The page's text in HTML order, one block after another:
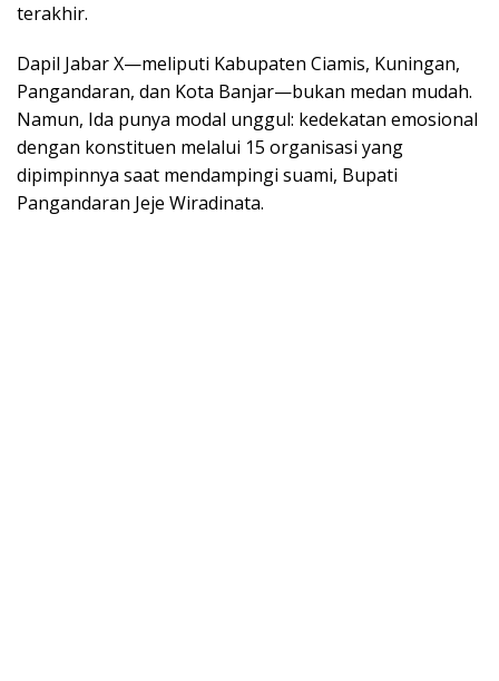
terakhir.
Dapil Jabar X—meliputi Kabupaten Ciamis, Kuningan,
Pangandaran, dan Kota Banjar—bukan medan mudah.
Namun, Ida punya modal unggul: kedekatan emosional
dengan konstituen melalui 15 organisasi yang
dipimpinnya saat mendampingi suami, Bupati
Pangandaran Jeje Wiradinata.